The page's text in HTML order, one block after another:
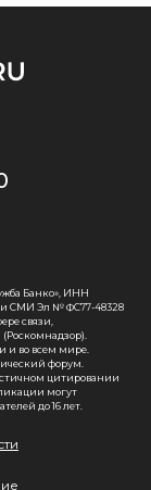
Банко», ИНН
СМИ Эл № ФС77-48328
связи,
и во всем мире.
форум.
цитировании
могут
до 16 лет.